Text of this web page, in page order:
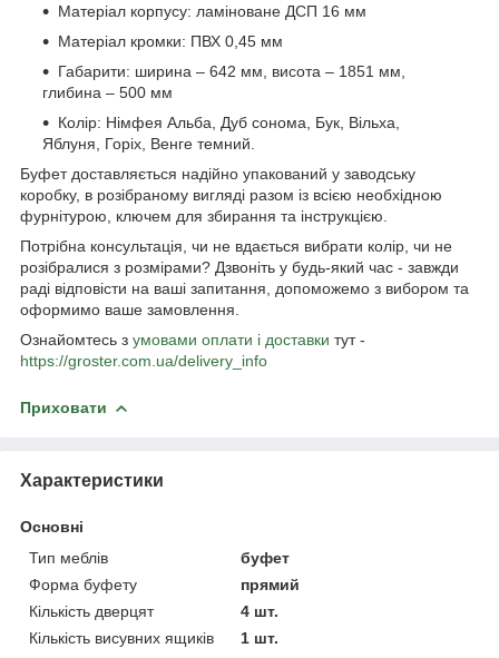
Матеріал корпусу: ламіноване ДСП 16 мм
Матеріал кромки: ПВХ 0,45 мм
Габарити: ширина – 642 мм, висота – 1851 мм,
глибина – 500 мм
Колір: Німфея Альба, Дуб сонома, Бук, Вільха,
Яблуня, Горіх, Венге темний.
Буфет доставляється надійно упакований у заводську
коробку, в розібраному вигляді разом із всією необхідною
фурнітурою, ключем для збирання та інструкцією.
Потрібна консультація, чи не вдається вибрати колір, чи не
розібралися з розмірами? Дзвоніть у будь-який час - завжди
раді відповісти на ваші запитання, допоможемо з вибором та
оформимо ваше замовлення.
Ознайомтесь з умовами оплати і доставки тут -
https://groster.com.ua/delivery_info
Приховати
Характеристики
Основні
Тип меблів
буфет
Форма буфету
прямий
Кількість дверцят
4 шт.
Кількість висувних ящиків
1 шт.